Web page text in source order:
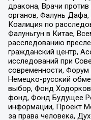
дракона, Врачи
органов, Фалунь Дафа,
Коалиция по
Фалуньгун в Китае,
расследованию
гражданский центр,
исследований при
современности,
Немецко-русский
выбор, Фонд
фонд, Фонд Будущее
информации, Проект
за права человека,